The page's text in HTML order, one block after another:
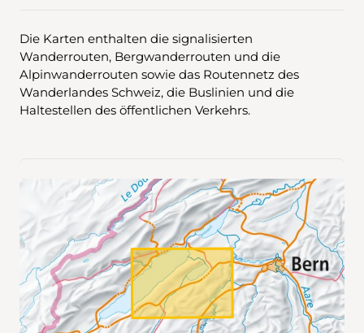
Die Karten enthalten die signalisierten
Wanderrouten, Bergwanderrouten und die
Alpinwanderrouten sowie das Routennetz des
Wanderlandes Schweiz, die Buslinien und die
Haltestellen des öffentlichen Verkehrs.